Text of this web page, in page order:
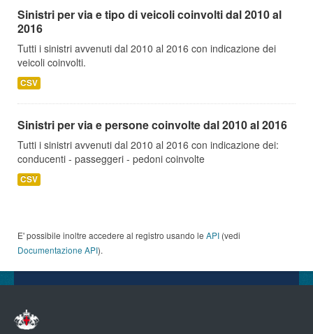
Sinistri per via e tipo di veicoli coinvolti dal 2010 al
2016
Tutti i sinistri avvenuti dal 2010 al 2016 con indicazione dei
veicoli coinvolti.
CSV
Sinistri per via e persone coinvolte dal 2010 al 2016
Tutti i sinistri avvenuti dal 2010 al 2016 con indicazione dei:
conducenti - passeggeri - pedoni coinvolte
CSV
E' possibile inoltre accedere al registro usando le API (vedi
Documentazione API).